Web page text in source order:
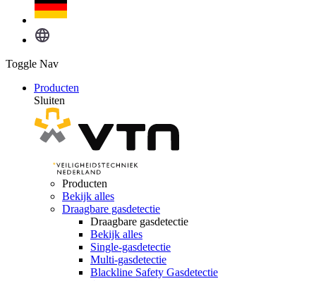
Toggle Nav
Producten
Sluiten
Producten
Bekijk alles
Draagbare gasdetectie
Draagbare gasdetectie
Bekijk alles
Single-gasdetectie
Multi-gasdetectie
Blackline Safety Gasdetectie